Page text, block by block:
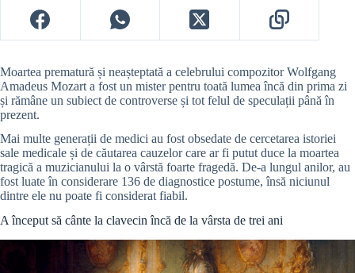
Moartea prematură și neașteptată a celebrului compozitor Wolfgang
Amadeus Mozart a fost un mister pentru toată lumea încă din prima zi
și rămâne un subiect de controverse și tot felul de speculații până în
prezent.
Mai multe generații de medici au fost obsedate de cercetarea istoriei
sale medicale și de căutarea cauzelor care ar fi putut duce la moartea
tragică a muzicianului la o vârstă foarte fragedă. De-a lungul anilor, au
fost luate în considerare 136 de diagnostice postume, însă niciunul
dintre ele nu poate fi considerat fiabil.
A început să cânte la clavecin încă de la vârsta de trei ani